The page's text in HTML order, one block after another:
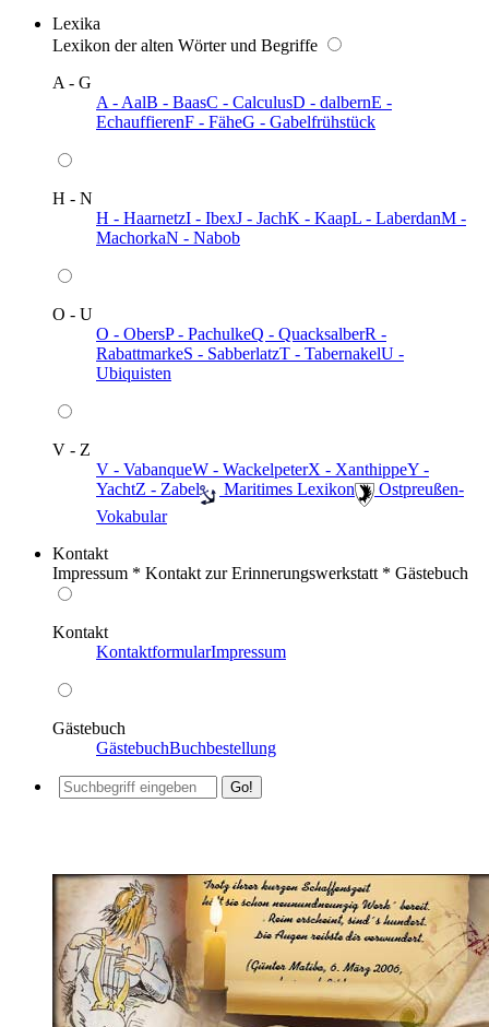
Lexika
Lexikon der alten Wörter und Begriffe
A - G
A - AalB - BaasC - CalculusD - dalbernE -
EchauffierenF - FäheG - Gabelfrühstück
H - N
H - HaarnetzI - IbexJ - JachK - KaapL - LaberdanM -
MachorkaN - Nabob
O - U
O - ObersP - PachulkeQ - QuacksalberR -
RabattmarkeS - SabberlatzT - TabernakelU -
Ubiquisten
V - Z
V - VabanqueW - WackelpeterX - XanthippeY -
YachtZ - Zabel ️ Maritimes Lexikon
️ Ostpreußen-
Vokabular
Kontakt
Impressum * Kontakt zur Erinnerungswerkstatt * Gästebuch
Kontakt
KontaktformularImpressum
Gästebuch
GästebuchBuchbestellung